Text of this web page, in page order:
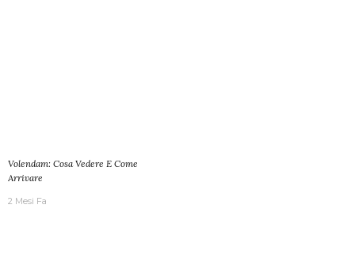
Volendam: Cosa Vedere E Come
Arrivare
2 Mesi Fa